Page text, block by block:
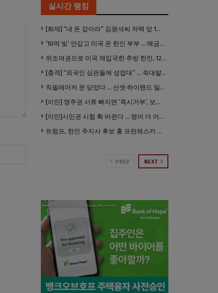
실시간 랭킹
[화제] “내 돈 갚아라” 김원석씨 자택 앞 1인 광대 시위 … 한인 투자사, “108만 달러 못받아”
’10억 빚’ 안갚고 미국 온 한인 부부 … 예금보험공사, 미국서 소송
위조여권으로 미국 재입국한 추방 한인, 120만 달러 은행 사기 행각
[충격] “외국인 심판들에 성접대” … 쑥대밭된 축협 어디까지 추락하나
칙필레마저 문 닫았다 … 선셋·하이랜드 일대 ‘황량한 거리’로
[이민] 영주권 서류 빠지면 ‘즉시거부’, 보완기회 없다 … 이민심사 8월부터 확 바뀐다
[이민]시민권 시험 확 바뀐다 … 영어 더 어렵게, 민간시험 도입 추진
트럼프, 한인 주지사 후보 홍 프란체스카 정조준 … “미치광이다”
PREV NEXT